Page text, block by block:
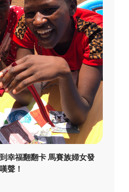
幸福翻翻卡 馬賽族婦女發
聲！